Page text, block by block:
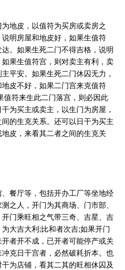
地皮，以值符为买房或卖房之
明房屋和地皮好，如果生值符
。如果生死二门不得吉格，说明
果生值符宫，则对卖主有利，卖
平安。如果生死二门休囚无力，
皮不好，如果二门宫来克值符
值符来生此二门落宫，则必因此
为买主或卖主，以生门为房屋，
的生克关系。还可以日干为买主
皮，来看其二者之间的生克关
餐厅等，包括开办工厂等坐地经
之人，开门为其商场、门市部、
门乘旺相之气带三奇、吉星、吉
大吉大利;比和者次吉;如果开门
者开不成，已开者可能停产或关
克日干宫者，必然破耗折本。也
为店铺，看其二其的旺相休囚及